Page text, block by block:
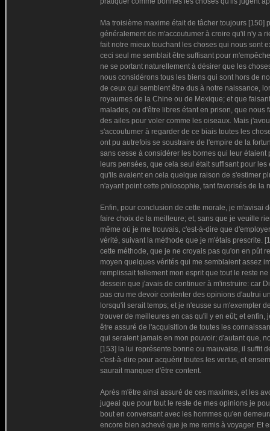
Ma troisième maxime était de tâcher toujours
généralement de m'accoutumer à croire qu'il n'y a
fait notre mieux touchant les choses qui nous sont
ceci seul me semblait être suffisant pour
ne se portant naturellement à désirer que les
nous considérons tous les biens qui sont hors de
de ceux qui semblent être dus à notre naissance,
royaumes de la Chine ou de Mexique; et que
malades, ou d'être libres étant en prison, que
des ailes pour voler comme les oiseaux. Mais
s'accoutumer à regarder de ce biais toutes les
ont pu autrefois se soustraire de l'empire de la
sans cesse à considérer les bornes qui leur
leurs pensées, que cela seul était suffisant pour
qu'ils avaient en cela quelque raison de s'estimer
n'ayant point cette philosophie, tant favorisés de la
Enfin, pour conclusion de cette morale, je m'avisai
faire choix de la meilleure; et, sans que je veuille
même où je me trouvais, c'est-à-dire que
vérité, suivant la méthode que je m'étais prescrite.
cette méthode, que je ne croyais pas qu'on en pût
moyen quelques vérités qui me semblaient assez
remplissait tellement mon esprit que tout le reste
dessein que j'avais de continuer à m'instruire: car
pas cru me devoir contenter des opinions d'autrui
lorsqu'il serait temps; et je n'eusse su m'exempter
trouver de meilleures en cas qu'il y en eût; et
être assuré de l'acquisition de toutes les
qui seraient jamais en mon pouvoir; d'autant que,
[153] la lui représente bonne ou mauvaise, il suffit
c'est-à-dire pour acquérir toutes les vertus, et
saurait manquer d'être content.
Après m'être ainsi assuré de ces maximes, et les
jugeai que pour tout le reste de mes opinions je
bout en conversant avec les hommes qu'en
encore bien achevé que je me remis à voyager. Et